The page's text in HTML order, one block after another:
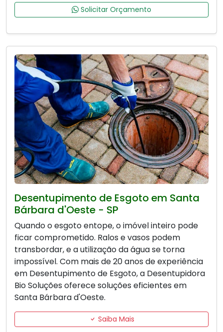
Solicitar Orçamento
Desentupimento de Esgoto em Santa
Bárbara d'Oeste - SP
Quando o esgoto entope, o imóvel inteiro pode
ficar comprometido. Ralos e vasos podem
transbordar, e a utilização da água se torna
impossível. Com mais de 20 anos de experiência
em Desentupimento de Esgoto, a Desentupidora
Bio Soluções oferece soluções eficientes em
Santa Bárbara d'Oeste.
Saiba Mais